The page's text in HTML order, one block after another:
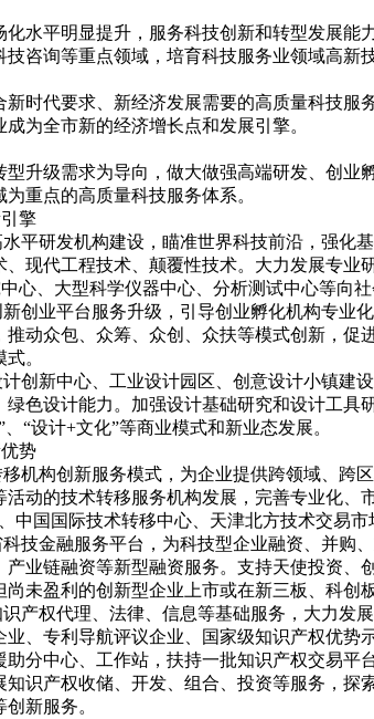
化水平明显提升，服务科技创新和转型发展
咨询等重点领域，培育科技服务业领域高
新时代要求、新经济发展需要的高质量科技
为全市新的经济增长点和发展引擎。
型升级需求为导向，做大做强高端研发、创
重点的高质量科技服务体系。
擎
平研发机构建设，瞄准世界科技前沿，强
现代工程技术、颠覆性技术。大力发展专
心、大型科学仪器中心、分析测试中心等向社
创业平台服务升级，引导创业孵化机构专业
动众包、众筹、众创、众扶等模式创新，
。
创新中心、工业设计园区、创意设计小镇建
色设计能力。加强设计基础研究和设计工
“设计+文化”等商业模式和新业态发展。
势
机构创新服务模式，为企业提供跨领域、跨
动的技术转移服务机构发展，完善专业化
中国国际技术转移中心、天津北方技术交易
技金融服务平台，为科技型企业融资、并购
业链融资等新型融资服务。支持天使投资
未盈利的创新型企业上市或在新三板、科
产权代理、法律、信息等基础服务，大力发
、专利导航评议企业、国家级知识产权优
分中心、工作站，扶持一批知识产权交易
识产权收储、开发、组合、投资等服务，
新服务。